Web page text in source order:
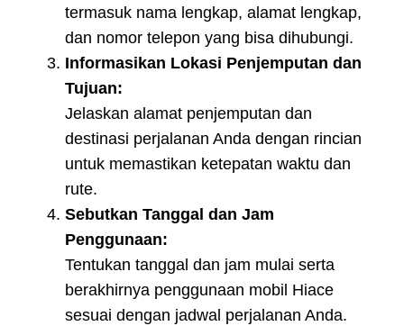
termasuk nama lengkap, alamat lengkap,
dan nomor telepon yang bisa dihubungi.
Informasikan Lokasi Penjemputan dan
Tujuan:
Jelaskan alamat penjemputan dan
destinasi perjalanan Anda dengan rincian
untuk memastikan ketepatan waktu dan
rute.
Sebutkan Tanggal dan Jam
Penggunaan:
Tentukan tanggal dan jam mulai serta
berakhirnya penggunaan mobil Hiace
sesuai dengan jadwal perjalanan Anda.